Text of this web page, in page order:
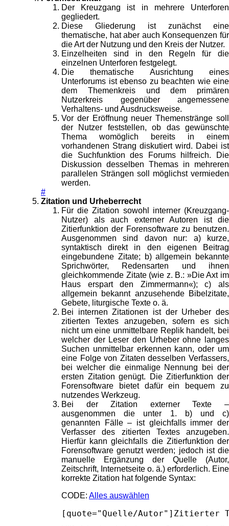
Der Kreuzgang ist in mehrere Unterforen
gegliedert.
Diese Gliederung ist zunächst eine
thematische, hat aber auch Konsequenzen für
die Art der Nutzung und den Kreis der Nutzer.
Einzelheiten sind in den Regeln für die
einzelnen Unterforen festgelegt.
Die thematische Ausrichtung eines
Unterforums ist ebenso zu beachten wie eine
dem Themenkreis und dem primären
Nutzerkreis gegenüber angemessene
Verhaltens- und Ausdrucksweise.
Vor der Eröffnung neuer Themenstränge soll
der Nutzer feststellen, ob das gewünschte
Thema womöglich bereits in einem
vorhandenen Strang diskutiert wird. Dabei ist
die Suchfunktion des Forums hilfreich. Die
Diskussion desselben Themas in mehreren
parallelen Strängen soll möglichst vermieden
werden.
#
Zitation und Urheberrecht
Für die Zitation sowohl interner (Kreuzgang-
Nutzer) als auch externer Autoren ist die
Zitierfunktion der Forensoftware zu benutzen.
Ausgenommen sind davon nur: a) kurze,
syntaktisch direkt in den eigenen Beitrag
eingebundene Zitate; b) allgemein bekannte
Sprichwörter, Redensarten und ihnen
gleichkommende Zitate (wie z. B.: »Die Axt im
Haus erspart den Zimmermann«); c) als
allgemein bekannt anzusehende Bibelzitate,
Gebete, liturgische Texte o. ä.
Bei internen Zitationen ist der Urheber des
zitierten Textes anzugeben, sofern es sich
nicht um eine unmittelbare Replik handelt, bei
welcher der Leser den Urheber ohne langes
Suchen unmittelbar erkennen kann, oder um
eine Folge von Zitaten desselben Verfassers,
bei welcher die einmalige Nennung bei der
ersten Zitation genügt. Die Zitierfunktion der
Forensoftware bietet dafür ein bequem zu
nutzendes Werkzeug.
Bei der Zitation externer Texte –
ausgenommen die unter 1. b) und c)
genannten Fälle – ist gleichfalls immer der
Verfasser des zitierten Textes anzugeben.
Hierfür kann gleichfalls die Zitierfunktion der
Forensoftware genutzt werden; jedoch ist die
manuelle Ergänzung der Quelle (Autor,
Zeitschrift, Internetseite o. ä.) erforderlich. Eine
korrekte Zitation hat folgende Syntax:
CODE: Alles auswählen
[quote="Quelle/Autor"]Zitierter